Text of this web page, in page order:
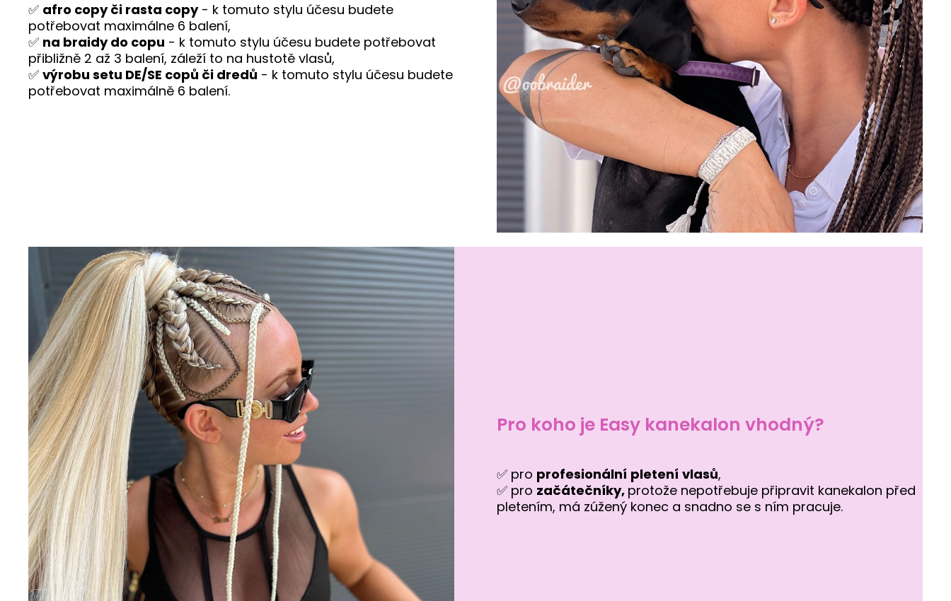
✅ afro copy či rasta copy- k tomuto stylu účesu budete
potřebovat maximálne 6 balení,
✅ na braidy do copu - k tomuto stylu účesu budete potřebovat
přibližně 2 až 3 balení, záleží to na hustotě vlasů,
✅ výrobu setu DE/SE copů či dredů - k tomuto stylu účesu budete
potřebovat maximálně 6 balení.
Pro koho je Easy kanekalon vhodný?
✅ pro profesionální pletení vlasů,
✅ pro začátečníky, protože nepotřebuje připravit kanekalon před
pletením, má zúžený konec a snadno se s ním pracuje.